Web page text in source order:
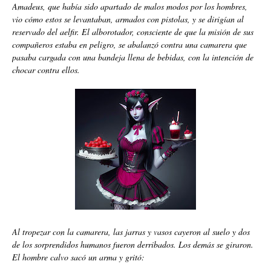
Amadeus, que había sido apartado de malos modos por los hombres,
vio cómo estos se levantaban, armados con pistolas, y se dirigían al
reservado del aelfir. El alborotador, consciente de que la misión de sus
compañeros estaba en peligro, se abalanzó contra una camarera que
pasaba cargada con una bandeja llena de bebidas, con la intención de
chocar contra ellos.
Al tropezar con la camarera, las jarras y vasos cayeron al suelo y dos
de los sorprendidos humanos fueron derribados. Los demás se giraron.
El hombre calvo sacó un arma y gritó: